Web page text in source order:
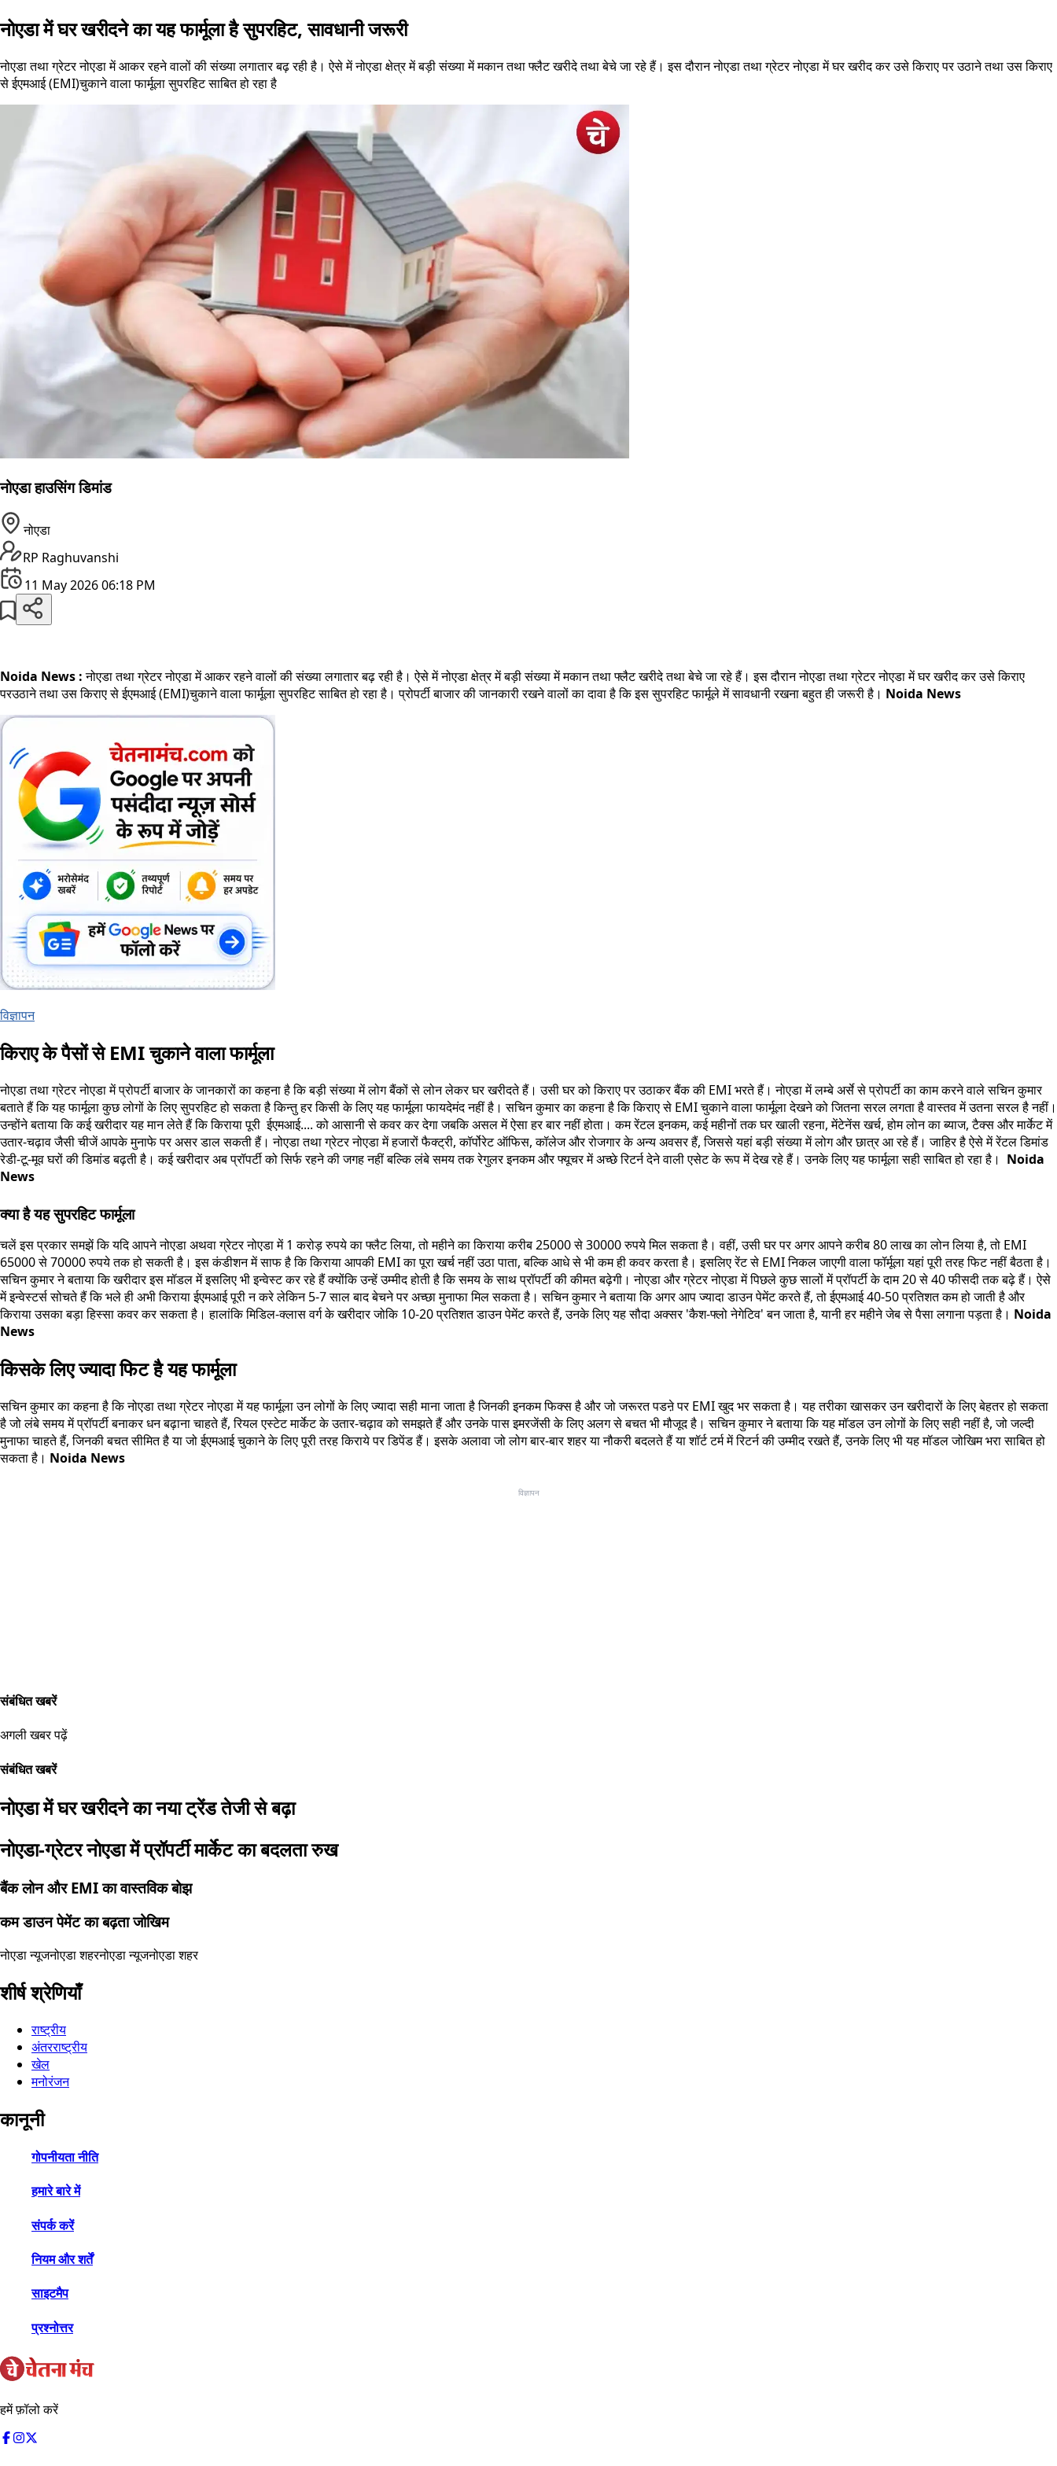
नोएडा में घर खरीदने का यह फार्मूला है सुपरहिट, सावधानी जरूरी
नोएडा तथा ग्रेटर नोएडा में आकर रहने वालों की संख्या लगातार बढ़ रही है। ऐसे में नोएडा क्षेत्र में बड़ी संख्या में मकान तथा फ्लैट खरीदे तथा बेचे जा रहे हैं। इस दौरान नोएडा तथा ग्रेटर नोएडा में घर खरीद कर उसे किराए पर उठाने तथा उस किराए
से ईएमआई (EMI)चुकाने वाला फार्मूला सुपरहिट साबित हो रहा है
नोएडा हाउसिंग डिमांड
नोएडा
RP Raghuvanshi
11 May 2026 06:18 PM
Noida News :नोएडा तथा ग्रेटर नोएडा में आकर रहने वालों की संख्या लगातार बढ़ रही है। ऐसे में नोएडा क्षेत्र में बड़ी संख्या में मकान तथा फ्लैट खरीदे तथा बेचे जा रहे हैं। इस दौरान नोएडा तथा ग्रेटर नोएडा में घर खरीद कर उसे किराए
परउठाने तथा उस किराए से ईएमआई (EMI)चुकाने वाला फार्मूला सुपरहिट साबित हो रहा है। प्रोपर्टी बाजार की जानकारी रखने वालों का दावा है कि इस सुपरहिट फार्मूले में सावधानी रखना बहुत ही जरूरी है। Noida News
विज्ञापन
किराए के पैसों से EMI चुकाने वाला फार्मूला
नोएडा तथा ग्रेटर नोएडा में प्रोपर्टी बाजार के जानकारों का कहना है कि बड़ी संख्या में लोग बैंकों से लोन लेकर घर खरीदते हैं। उसी घर को किराए पर उठाकर बैंक की EMI भरते हैं। नोएडा में लम्बे अर्से से प्रोपर्टी का काम करने वाले सचिन कुमार
बताते हैं कि यह फार्मूला कुछ लोगों के लिए सुपरहिट हो सकता है किन्तु हर किसी के लिए यह फार्मूला फायदेमंद नहीं है। सचिन कुमार का कहना है कि किराए से EMI चुकाने वाला फार्मूला देखने को जितना सरल लगता है वास्तव में उतना सरल है नहीं।
उन्होंने बताया कि कई खरीदार यह मान लेते हैं कि किराया पूरी ईएमआई.... को आसानी से कवर कर देगा जबकि असल में ऐसा हर बार नहीं होता। कम रेंटल इनकम, कई महीनों तक घर खाली रहना, मेंटेनेंस खर्च, होम लोन का ब्याज, टैक्स और मार्केट में
उतार-चढ़ाव जैसी चीजें आपके मुनाफे पर असर डाल सकती हैं। नोएडा तथा ग्रेटर नोएडा में हजारों फैक्ट्री, कॉर्पोरेट ऑफिस, कॉलेज और रोजगार के अन्य अवसर हैं, जिससे यहां बड़ी संख्या में लोग और छात्र आ रहे हैं। जाहिर है ऐसे में रेंटल डिमांड
रेडी-टू-मूव घरों की डिमांड बढ़ती है। कई खरीदार अब प्रॉपर्टी को सिर्फ रहने की जगह नहीं बल्कि लंबे समय तक रेगुलर इनकम और फ्यूचर में अच्छे रिटर्न देने वाली एसेट के रूप में देख रहे हैं। उनके लिए यह फार्मूला सही साबित हो रहा है। Noida
News
क्या है यह सुपरहिट फार्मूला
चलें इस प्रकार समझें कि यदि आपने नोएडा अथवा ग्रेटर नोएडा में 1 करोड़ रुपये का फ्लैट लिया, तो महीने का किराया करीब 25000 से 30000 रुपये मिल सकता है। वहीं, उसी घर पर अगर आपने करीब 80 लाख का लोन लिया है, तो EMI
65000 से 70000 रुपये तक हो सकती है। इस कंडीशन में साफ है कि किराया आपकी EMI का पूरा खर्च नहीं उठा पाता, बल्कि आधे से भी कम ही कवर करता है। इसलिए रेंट से EMI निकल जाएगी वाला फॉर्मूला यहां पूरी तरह फिट नहीं बैठता है।
सचिन कुमार ने बताया कि खरीदार इस मॉडल में इसलिए भी इन्वेस्ट कर रहे हैं क्योंकि उन्हें उम्मीद होती है कि समय के साथ प्रॉपर्टी की कीमत बढ़ेगी। नोएडा और ग्रेटर नोएडा में पिछले कुछ सालों में प्रॉपर्टी के दाम 20 से 40 फीसदी तक बढ़े हैं। ऐसे
में इन्वेस्टर्स सोचते हैं कि भले ही अभी किराया ईएमआई पूरी न करे लेकिन 5-7 साल बाद बेचने पर अच्छा मुनाफा मिल सकता है। सचिन कुमार ने बताया कि अगर आप ज्यादा डाउन पेमेंट करते हैं, तो ईएमआई 40-50 प्रतिशत कम हो जाती है और
किराया उसका बड़ा हिस्सा कवर कर सकता है। हालांकि मिडिल-क्लास वर्ग के खरीदार जोकि 10-20 प्रतिशत डाउन पेमेंट करते हैं, उनके लिए यह सौदा अक्सर 'कैश-फ्लो नेगेटिव' बन जाता है, यानी हर महीने जेब से पैसा लगाना पड़ता है। Noida
News
किसके लिए ज्यादा फिट है यह फार्मूला
सचिन कुमार का कहना है कि नोएडा तथा ग्रेटर नोएडा में यह फार्मूला उन लोगों के लिए ज्यादा सही माना जाता है जिनकी इनकम फिक्स है और जो जरूरत पडऩे पर EMI खुद भर सकता है। यह तरीका खासकर उन खरीदारों के लिए बेहतर हो सकता
है जो लंबे समय में प्रॉपर्टी बनाकर धन बढ़ाना चाहते हैं, रियल एस्टेट मार्केट के उतार-चढ़ाव को समझते हैं और उनके पास इमरजेंसी के लिए अलग से बचत भी मौजूद है। सचिन कुमार ने बताया कि यह मॉडल उन लोगों के लिए सही नहीं है, जो जल्दी
मुनाफा चाहते हैं, जिनकी बचत सीमित है या जो ईएमआई चुकाने के लिए पूरी तरह किराये पर डिपेंड हैं। इसके अलावा जो लोग बार-बार शहर या नौकरी बदलते हैं या शॉर्ट टर्म में रिटर्न की उम्मीद रखते हैं, उनके लिए भी यह मॉडल जोखिम भरा साबित हो
सकता है। Noida News
विज्ञापन
संबंधित खबरें
अगली खबर पढ़ें
संबंधित खबरें
नोएडा में घर खरीदने का नया ट्रेंड तेजी से बढ़ा
नोएडा-ग्रेटर नोएडा में प्रॉपर्टी मार्केट का बदलता रुख
बैंक लोन और EMI का वास्तविक बोझ
कम डाउन पेमेंट का बढ़ता जोखिम
नोएडा न्यूजनोएडा शहरनोएडा न्यूजनोएडा शहर
शीर्ष श्रेणियाँ
राष्ट्रीय
अंतरराष्ट्रीय
खेल
मनोरंजन
कानूनी
गोपनीयता नीति
हमारे बारे में
संपर्क करें
नियम और शर्तें
साइटमैप
प्रश्नोत्तर
हमें फ़ॉलो करें